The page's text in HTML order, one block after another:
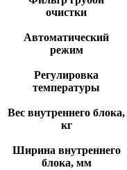
очистки
Автоматический
режим
Регулировка
температуры
Вес внутреннего блока,
кг
Ширина внутреннего
блока, мм